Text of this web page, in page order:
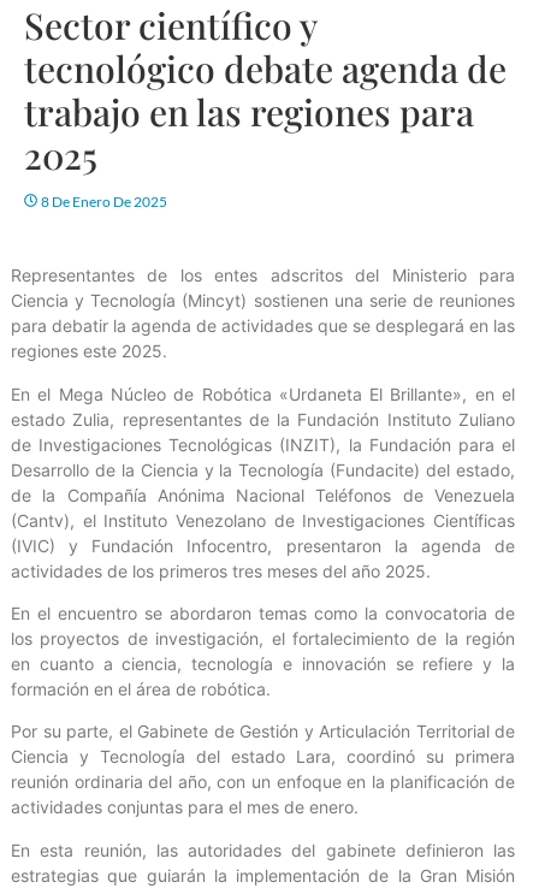
Sector científico y
tecnológico debate agenda de
trabajo en las regiones para
2025
8 De Enero De 2025
Representantes de los entes adscritos del Ministerio para
Ciencia y Tecnología (Mincyt) sostienen una serie de reuniones
para debatir la agenda de actividades que se desplegará en las
regiones este 2025.
En el Mega Núcleo de Robótica «Urdaneta El Brillante», en el
estado Zulia, representantes de la Fundación Instituto Zuliano
de Investigaciones Tecnológicas (INZIT), la Fundación para el
Desarrollo de la Ciencia y la Tecnología (Fundacite) del estado,
de la Compañía Anónima Nacional Teléfonos de Venezuela
(Cantv), el Instituto Venezolano de Investigaciones Científicas
(IVIC) y Fundación Infocentro, presentaron la agenda de
actividades de los primeros tres meses del año 2025.
En el encuentro se abordaron temas como la convocatoria de
los proyectos de investigación, el fortalecimiento de la región
en cuanto a ciencia, tecnología e innovación se refiere y la
formación en el área de robótica.
Por su parte, el Gabinete de Gestión y Articulación Territorial de
Ciencia y Tecnología del estado Lara, coordinó su primera
reunión ordinaria del año, con un enfoque en la planificación de
actividades conjuntas para el mes de enero.
En esta reunión, las autoridades del gabinete definieron las
estrategias que guiarán la implementación de la Gran Misión